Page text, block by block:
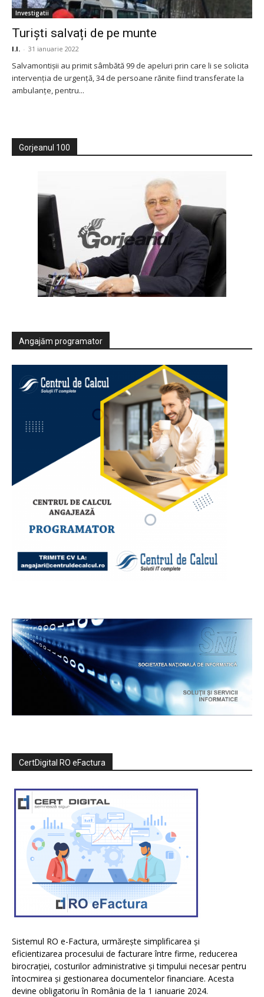
Investigatii
Turiști salvați de pe munte
I.I. - 31 ianuarie 2022
Salvamontişii au primit sâmbătă 99 de apeluri prin care li se solicita
intervenţia de urgenţă, 34 de persoane rănite fiind transferate la
ambulanţe, pentru...
Gorjeanul 100
Angajăm programator
CertDigital RO eFactura
Sistemul RO e-Factura, urmărește simplificarea și
eficientizarea procesului de facturare între firme, reducerea
birocrației, costurilor administrative și timpului necesar pentru
întocmirea și gestionarea documentelor financiare. Acesta
devine obligatoriu în România de la 1 ianuarie 2024.